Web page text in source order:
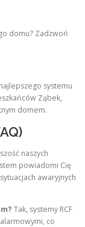
domu? Zadzwoń
systemu
Ząbek,
domem.
naszych
powiadomi Cię
awaryjnych
Tak, systemy RCF
co